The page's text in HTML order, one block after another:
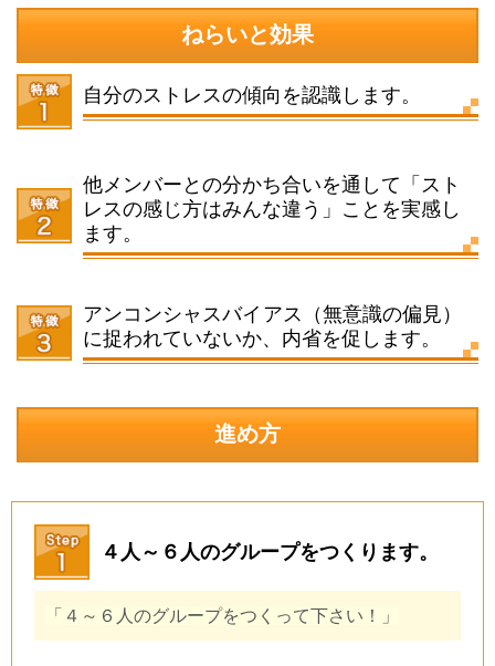
ねらいと効果
自分のストレスの傾向を認識します。
他メンバーとの分かち合いを通して「スト
レスの感じ方はみんな違う」ことを実感し
ます。
アンコンシャスバイアス（無意識の偏見）
に捉われていないか、内省を促します。
進め方
４人～６人のグループをつくります。
「４～６人のグループをつくって下さい！」